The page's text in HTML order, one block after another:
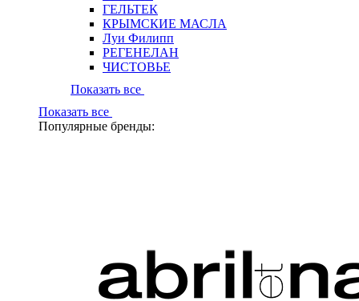
ГЕЛЬТЕК
КРЫМСКИЕ МАСЛА
Луи Филипп
РЕГЕНЕЛАН
ЧИСТОВЬЕ
Показать все
Показать все
Популярные бренды: